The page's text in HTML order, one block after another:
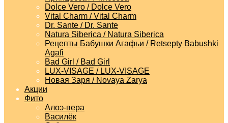
Dolce Vero / Dolce Vero
Vital Charm / Vital Charm
Dr. Sante / Dr. Sante
Natura Siberica / Natura Siberica
Рецепты Бабушки Агафьи / Retsepty Babushki
Agafi
Bad Girl / Bad Girl
LUX-VISAGE / LUX-VISAGE
Новая Заря / Novaya Zarya
Акции
Фито
Алоэ-вера
Василёк